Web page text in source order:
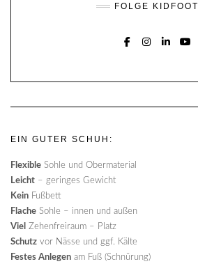
FOLGE KIDFOOT
EIN GUTER SCHUH:
Flexible Sohle und Obermaterial
Leicht – geringes Gewicht
Kein Fußbett
Flache Sohle – innen und außen
Viel
Zehenfreiraum – Platz
Schutz vor Nässe und ggf. Kälte
Festes Anlegen am Fuß (Schnürung)